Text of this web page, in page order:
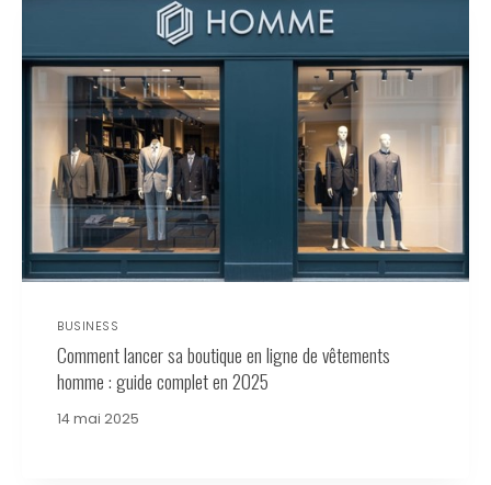
BUSINESS
Comment lancer sa boutique en ligne de vêtements
homme : guide complet en 2025
14 mai 2025